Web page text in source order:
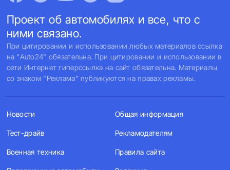
Проект об автомобилях и все, что с
ними связано.
При цитировании и использовании любых материалов ссылка
на "Auto24" обязательна. При цитировании и использовании в
сети Интернет гиперссылка на сайт обязательна. Материалы
со знаком "Реклама" публикуются на правах рекламы.
Новости
Тест-драйв
Военная техника
Общая информация
Рекламодателям
Правила сайта